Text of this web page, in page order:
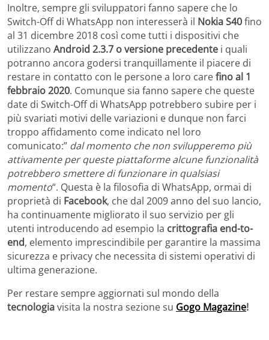
Inoltre, sempre gli sviluppatori fanno sapere che lo
Switch-Off di WhatsApp non interesserà il Nokia S40fino
al 31 dicembre 2018 così come tutti i dispositivi che
utilizzano Android 2.3.7 o versione precedente i quali
potranno ancora godersi tranquillamente il piacere di
restare in contatto con le persone a loro carefino al 1
febbraio 2020. Comunque sia fanno sapere che queste
date di Switch-Off di WhatsApp potrebbero subire per i
più svariati motivi delle variazioni e dunque non farci
troppo affidamento come indicato nel loro
comunicato:” dal momento che non svilupperemo più
attivamente per queste piattaforme alcune funzionalità
potrebbero smettere di funzionare in qualsiasi
momento“. Questa è la filosofia di WhatsApp, ormai di
proprietà di Facebook, che dal 2009 anno del suo lancio,
ha continuamente migliorato il suo servizio per gli
utenti introducendo ad esempio la crittografia end-to-
end, elemento imprescindibile per garantire la massima
sicurezza e privacy che necessita di sistemi operativi di
ultima generazione.
Per restare sempre aggiornati sul mondo della
tecnologiavisita la nostra sezione su Gogo Magazine!